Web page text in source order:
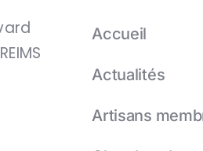
Accueil
Actualités
Artisans